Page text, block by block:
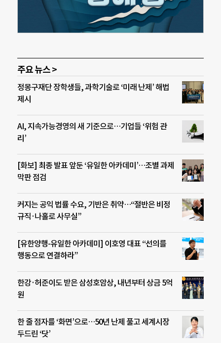
주요 뉴스 >
정몽구재단 장학생들, 과학기술로 ‘미래 난제’ 해법
제시
AI, 지속가능경영의 새 기준으로…기업들 ‘위험 관
리’
[화보] 최종 발표 앞둔 ‘유일한 아카데미’…조별 과제
막판 점검
커지는 공익 법률 수요, 기반은 취약…“절반은 비정
규직·나홀로 사무실”
[유한양행-유일한 아카데미] 이호영 대표 “선의를
행동으로 연결하라”
한강·허준이도 받은 삼성호암상, 내년부터 상금 5억
원
한 줄 점자를 ‘화면’으로…50년 난제 풀고 세계시장
두드린 ‘닷’